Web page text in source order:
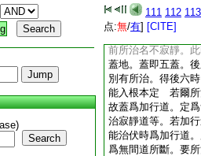
Search
111 112 113
点:無/有] [CITE]
即擧相。若掉離掉
靜。謂惡作名不寂
靜。決定名寂靜。
前所治名不寂靜。
蓋地。蓋即五蓋。
別有所治。得後六
能入根本定 若爾所
故蓋爲加行道。定
治寂靜道等。若加
能治伏時爲加行道
爲無間道所斷。要